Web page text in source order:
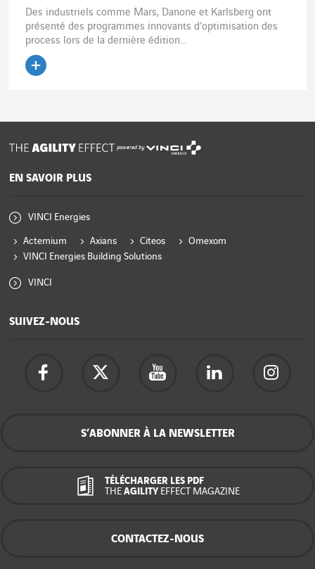
Des industriels comme Mars, Danone et Karlsberg ont
présenté des programmes innovants d’optimisation des
process lors de la dernière édition...
powered by
EN SAVOIR PLUS
VINCI Energies
Actemium Axians Citeos
Omexom
VINCI Energies Building Solutions
VINCI
SUIVEZ-NOUS
S’ABONNER À LA NEWSLETTER
TÉLÉCHARGER LES PDF
THE AGILITY EFFECT MAGAZINE
CONTACTEZ-NOUS